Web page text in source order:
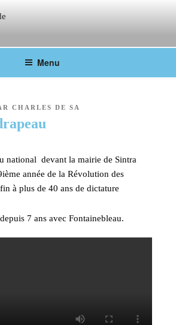
JUMELAGE DE
Menu
CHARLES DE SA
national devant la mairie de Sintra
année de la Révolution des
à plus de 40 ans de dictature
7 ans avec Fontainebleau.